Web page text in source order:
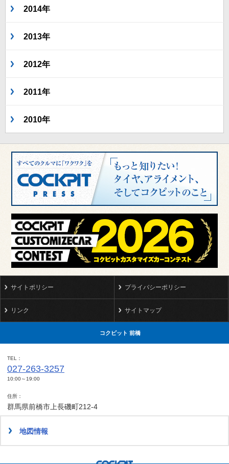
2014年
2013年
2012年
2011年
2010年
サイトポリシー プライバシーポリシー
リンク サイトマップ
コクピット 前橋
TEL
027-263-3257
10:00～19:00
住所
群馬県前橋市上長磯町212-4
地図情報